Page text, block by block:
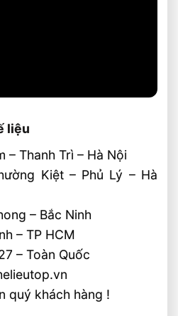
liệu
– Thanh Trì – Hà Nội
Kiệt – Phủ Lý – Hà
– Bắc Ninh
– TP HCM
– Toàn Quốc
quý khách hàng !